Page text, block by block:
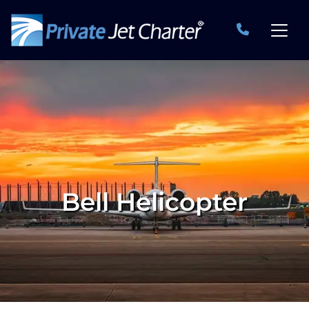
Bell Helicopter